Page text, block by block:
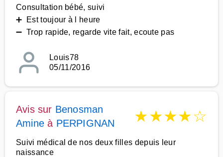
Consultation bébé, suivi
➕ Est toujour à l heure
➖ Trop rapide, regarde vite fait, ecoute pas
Louis78
05/11/2016
Avis sur Benosman
Amine à PERPIGNAN ★★★★☆
Suivi médical de nos deux filles depuis leur
naissance